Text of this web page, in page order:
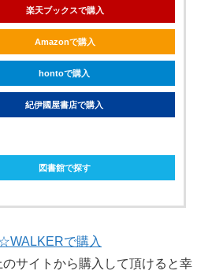
楽天ブックスで購入
Amazonで購入
hontoで購入
紀伊國屋書店で購入
図書館で探す
で購入
のサイトから購入して頂けると幸